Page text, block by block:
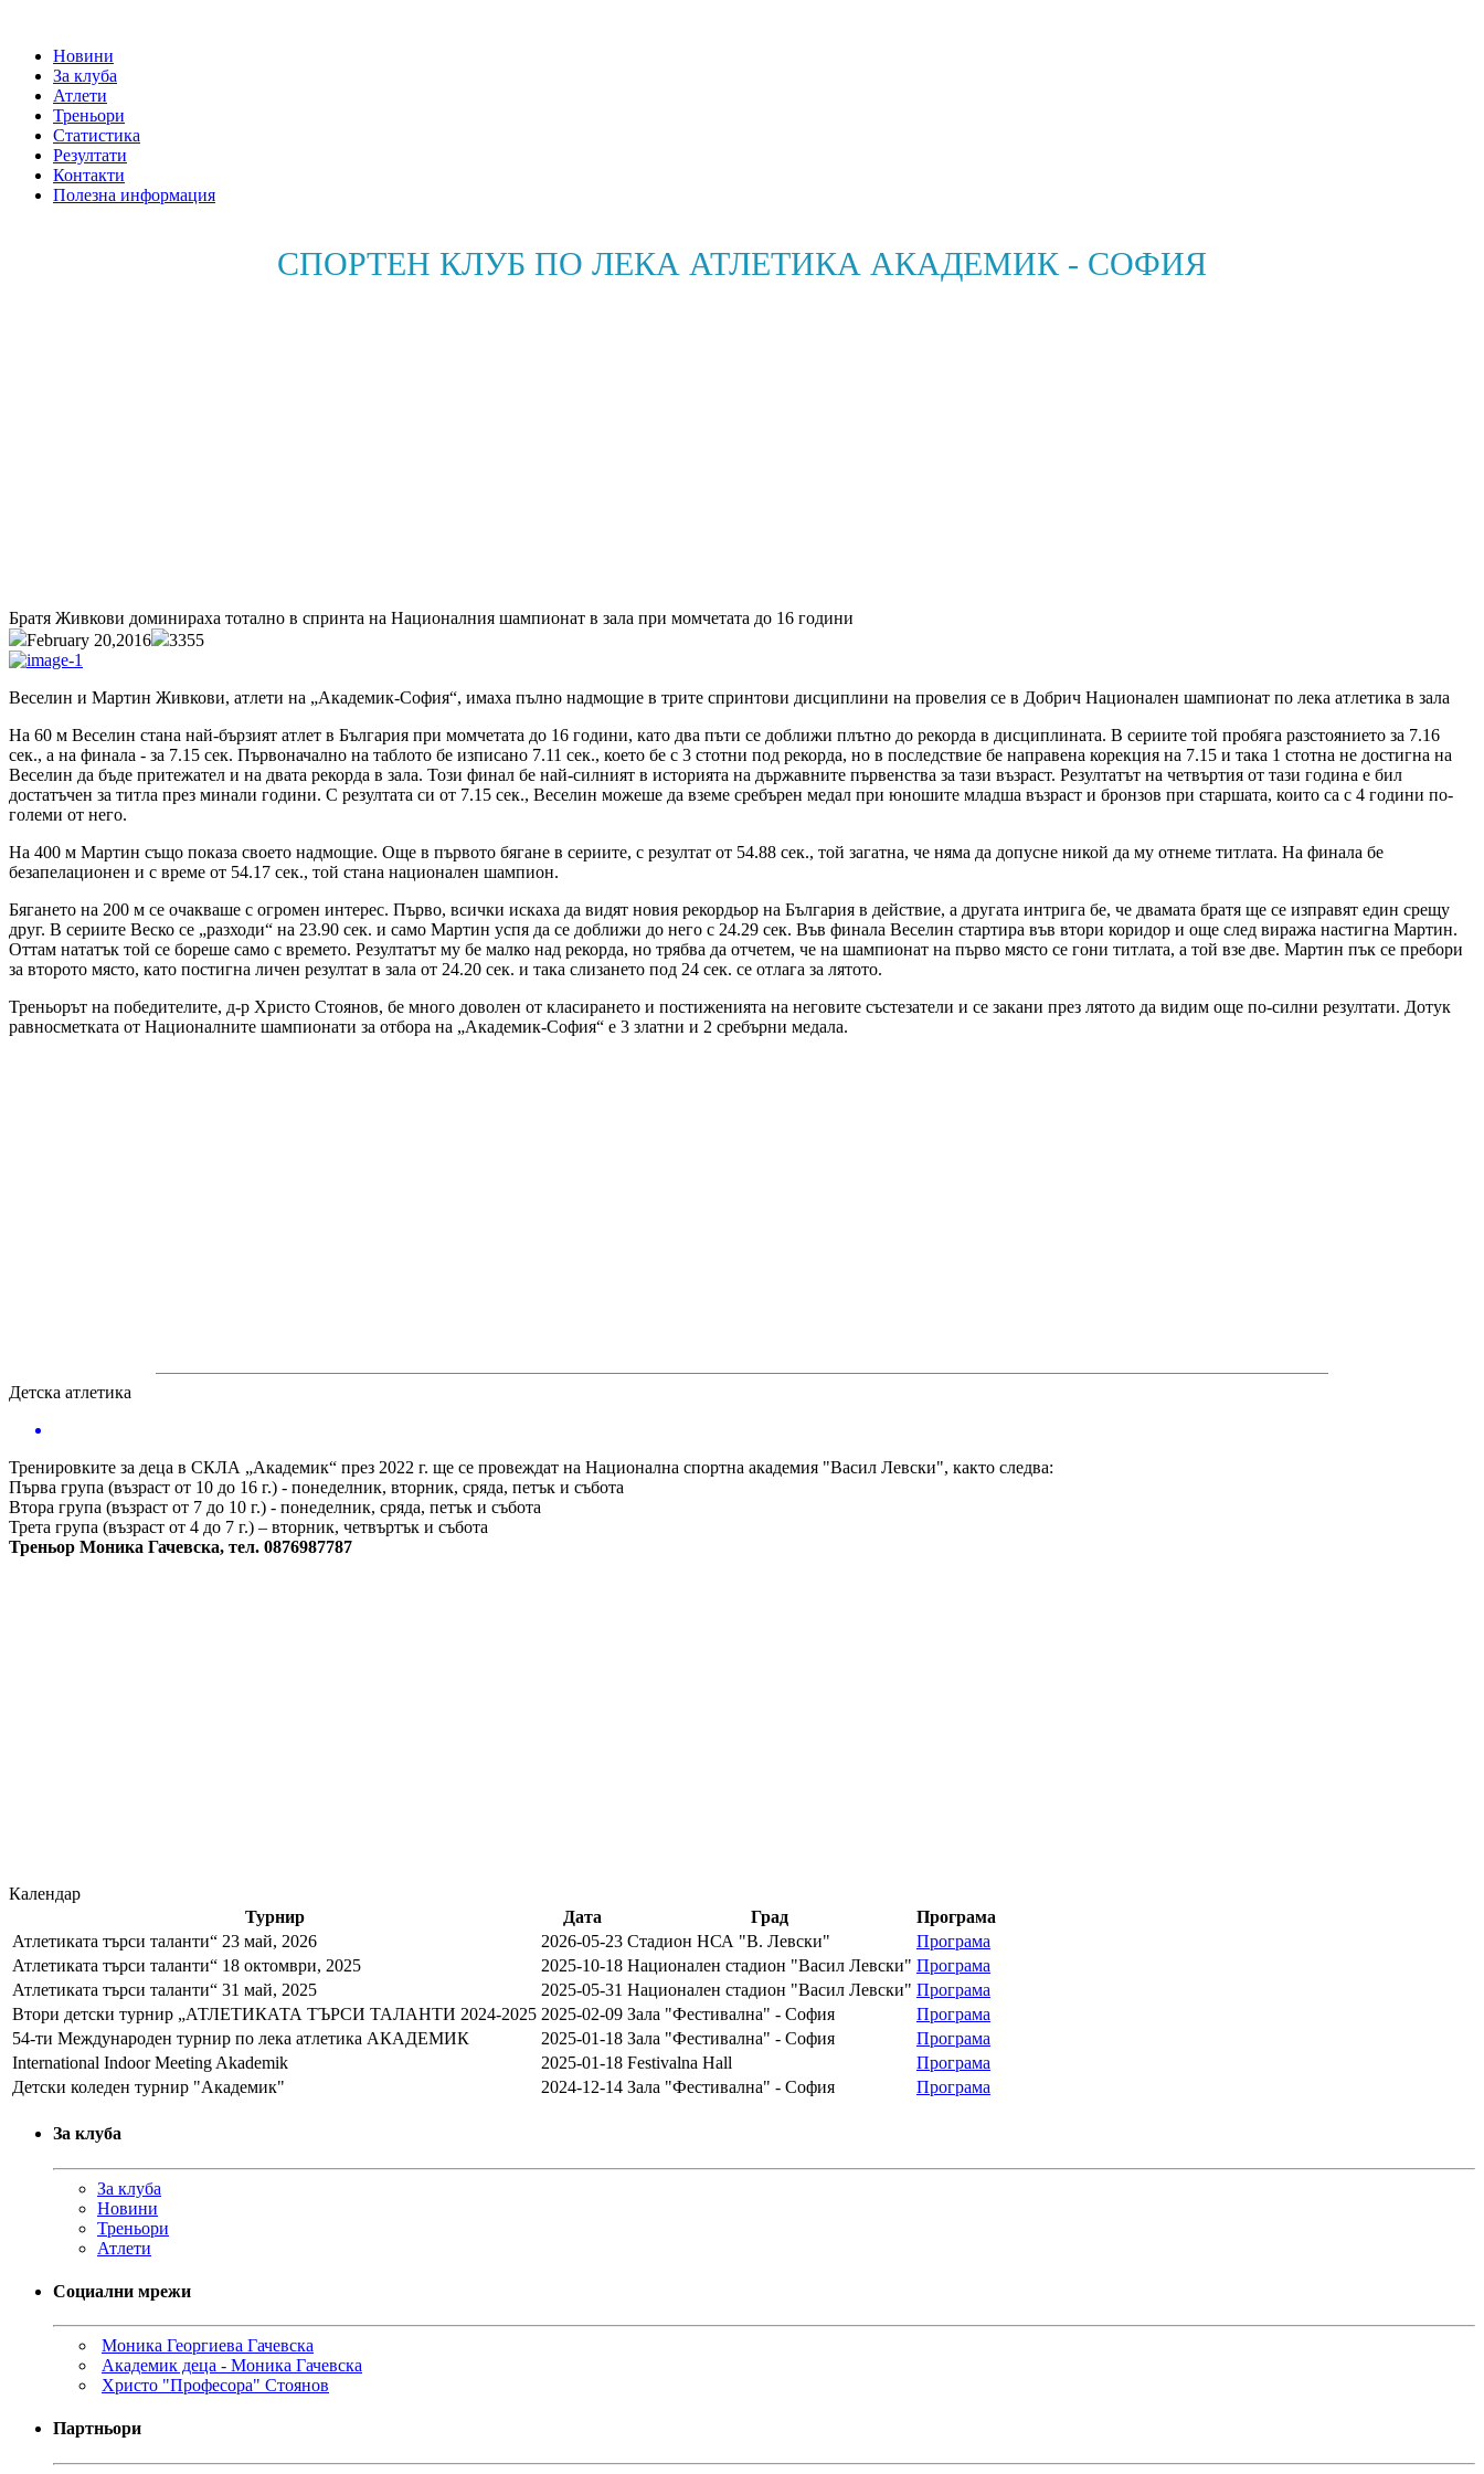
Новини
За клуба
Атлети
Треньори
Статистика
Резултати
Контакти
Полезна информация
СПОРТЕН КЛУБ ПО ЛЕКА АТЛЕТИКА АКАДЕМИК - СОФИЯ
Братя Живкови доминираха тотално в спринта на Националния шампионат в зала при момчетата до 16 години
February 20,2016
3355
Веселин и Мартин Живкови, атлети на „Академик-София“, имаха пълно надмощие в трите спринтови дисциплини на провелия се в Добрич Национален шампионат по лека атлетика в зала
На 60 м Веселин стана най-бързият атлет в България при момчетата до 16 години, като два пъти се доближи плътно до рекорда в дисциплината. В сериите той пробяга разстоянието за 7.16
сек., а на финала - за 7.15 сек. Първоначално на таблото бе изписано 7.11 сек., което бе с 3 стотни под рекорда, но в последствие бе направена корекция на 7.15 и така 1 стотна не достигна на
Веселин да бъде притежател и на двата рекорда в зала. Този финал бе най-силният в историята на държавните първенства за тази възраст. Резултатът на четвъртия от тази година е бил
достатъчен за титла през минали години. С резултата си от 7.15 сек., Веселин можеше да вземе сребърен медал при юношите младша възраст и бронзов при старшата, които са с 4 години по-
големи от него.
На 400 м Мартин също показа своето надмощие. Още в първото бягане в сериите, с резултат от 54.88 сек., той загатна, че няма да допусне никой да му отнеме титлата. На финала бе
безапелационен и с време от 54.17 сек., той стана национален шампион.
Бягането на 200 м се очакваше с огромен интерес. Първо, всички искаха да видят новия рекордьор на България в действие, а другата интрига бе, че двамата братя ще се изправят един срещу
друг. В сериите Веско се „разходи“ на 23.90 сек. и само Мартин успя да се доближи до него с 24.29 сек. Във финала Веселин стартира във втори коридор и още след виража настигна Мартин.
Оттам нататък той се бореше само с времето. Резултатът му бе малко над рекорда, но трябва да отчетем, че на шампионат на първо място се гони титлата, а той взе две. Мартин пък се пребори
за второто място, като постигна личен резултат в зала от 24.20 сек. и така слизането под 24 сек. се отлага за лятото.
Треньорът на победителите, д-р Христо Стоянов, бе много доволен от класирането и постиженията на неговите състезатели и се закани през лятото да видим още по-силни резултати. Дотук
равносметката от Националните шампионати за отбора на „Академик-София“ е 3 златни и 2 сребърни медала.
Детска атлетика
Тренировките за деца в СКЛА „Академик“ през 2022 г. ще се провеждат на Национална спортна академия "Васил Левски", както следва:
Първа група (възраст от 10 до 16 г.) - понеделник, вторник, сряда, петък и събота
Втора група (възраст от 7 до 10 г.) - понеделник, сряда, петък и събота
Трета група (възраст от 4 до 7 г.) – вторник, четвъртък и събота
Треньор Моника Гачевска, тел. 0876987787
Календар
Турнир
Дата Град
Програма
Атлетиката търси таланти“ 23 май, 2026
2026-05-23 Стадион НСА "В. Левски"
Програма
Атлетиката търси таланти“ 18 октомври, 2025
2025-10-18 Национален стадион "Васил Левски" Програма
Атлетиката търси таланти“ 31 май, 2025
2025-05-31 Национален стадион "Васил Левски" Програма
Втори детски турнир „АТЛЕТИКАТА ТЪРСИ ТАЛАНТИ 2024-2025 2025-02-09 Зала "Фестивална" - София
Програма
54-ти Международен турнир по лека атлетика АКАДЕМИК
2025-01-18 Зала "Фестивална" - София
Програма
International Indoor Meeting Akademik
2025-01-18 Festivalna Hall
Програма
Детски коледен турнир "Академик"
2024-12-14 Зала "Фестивална" - София Програма
За клуба
За клуба
Новини
Треньори
Атлети
Социални мрежи
Моника Георгиева Гачевска
Академик деца - Моника Гачевска
Христо "Професора" Стоянов
Партньори